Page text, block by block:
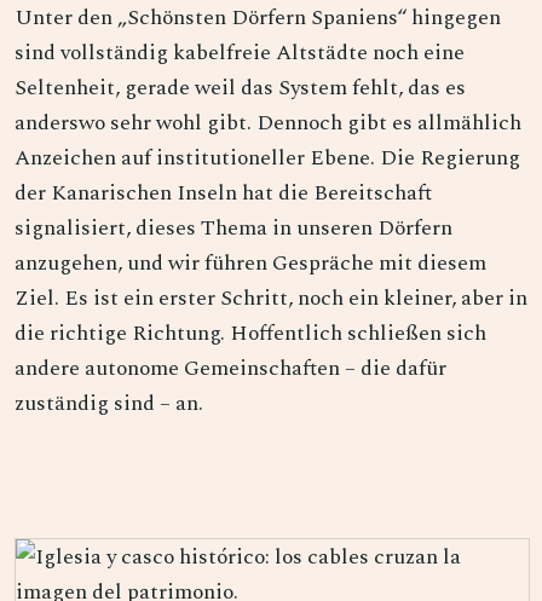
Unter den „Schönsten Dörfern Spaniens“ hingegen
sind vollständig kabelfreie Altstädte noch eine
Seltenheit, gerade weil das System fehlt, das es
anderswo sehr wohl gibt. Dennoch gibt es allmählich
Anzeichen auf institutioneller Ebene. Die Regierung
der Kanarischen Inseln hat die Bereitschaft
signalisiert, dieses Thema in unseren Dörfern
anzugehen, und wir führen Gespräche mit diesem
Ziel. Es ist ein erster Schritt, noch ein kleiner, aber in
die richtige Richtung. Hoffentlich schließen sich
andere autonome Gemeinschaften – die dafür
zuständig sind – an.